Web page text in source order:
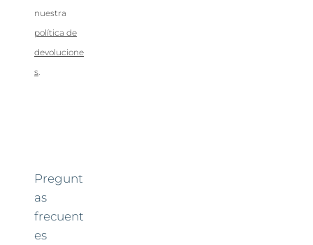
nuestra
política de
devolucione
s.
Pregunt
as
frecuent
es